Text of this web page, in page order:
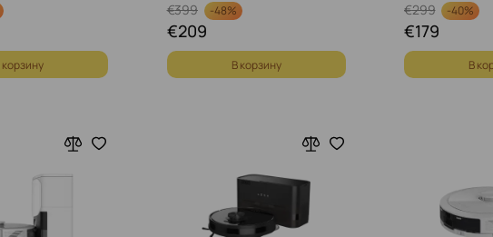
корзину
399
€ -48%
209
€
В корзину
299
€ -40%
179
€
В